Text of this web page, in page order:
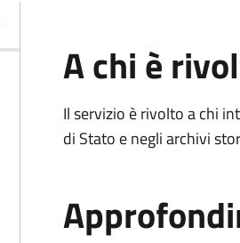
A chi è
Il servizio è rivolto a chi
di Stato e negli archivi